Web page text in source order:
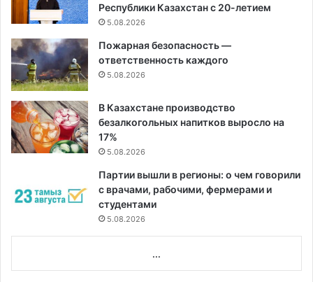
Республики Казахстан с 20-летием
5.08.2026
Пожарная безопасность —
ответственность каждого
5.08.2026
В Казахстане производство
безалкогольных напитков выросло на
17%
5.08.2026
Партии вышли в регионы: о чем говорили
с врачами, рабочими, фермерами и
студентами
5.08.2026
...